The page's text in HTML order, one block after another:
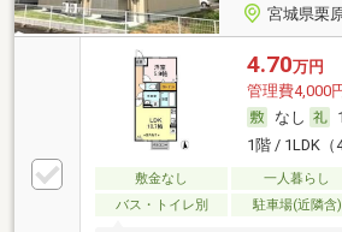
宮城県栗
4.70万円
管理費4,000
なし
1階 / 1LDK（
敷金なし 一人暮らし
バス・トイレ別
駐車場(近隣含)